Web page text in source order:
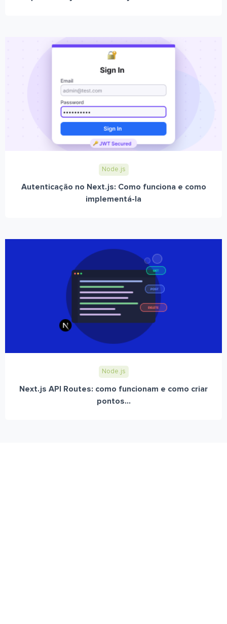
Node.js
Autenticação no Next.js: Como funciona e como
implementá-la
Node.js
Next.js API Routes: como funcionam e como criar
pontos...